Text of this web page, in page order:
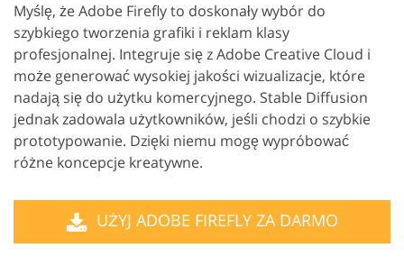
Myślę, że Adobe Firefly to doskonały wybór do
szybkiego tworzenia grafiki i reklam klasy
profesjonalnej. Integruje się z Adobe Creative Cloud i
może generować wysokiej jakości wizualizacje, które
nadają się do użytku komercyjnego. Stable Diffusion
jednak zadowala użytkowników, jeśli chodzi o szybkie
prototypowanie. Dzięki niemu mogę wypróbować
różne koncepcje kreatywne.
UŻYJ ADOBE FIREFLY ZA DARMO